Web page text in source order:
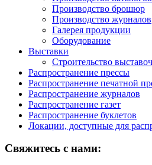
Производство брошюр
Производство журналов
Галерея продукции
Оборудование
Выставки
Строительство
Распространение прессы
Распространение печатной
Распространение журналов
Распространение газет
Распространение буклетов
Локации, доступные для
Свяжитесь с нами: